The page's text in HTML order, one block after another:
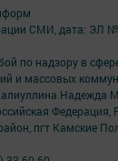
СМИ, дата: ЭЛ
по надзору в
и массовых
Надежда
Федерация,
пгт Камские